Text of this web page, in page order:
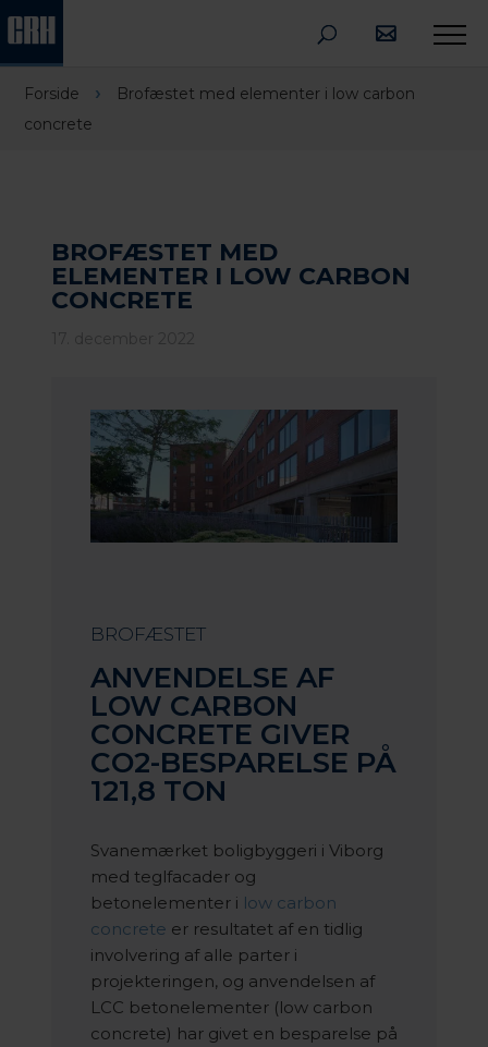
Forside ›
Brofæstet med elementer i low carbon
concrete
BROFÆSTET MED
ELEMENTER I LOW CARBON
CONCRETE
BROFÆSTET
ANVENDELSE AF
LOW CARBON
CONCRETE GIVER
CO2-BESPARELSE PÅ
121,8 TON
Svanemærket boligbyggeri i Viborg
med teglfacader og
betonelementer i low carbon
concrete er resultatet af en tidlig
involvering af alle parter i
projekteringen, og anvendelsen af
LCC betonelementer (low carbon
concrete) har givet en besparelse på